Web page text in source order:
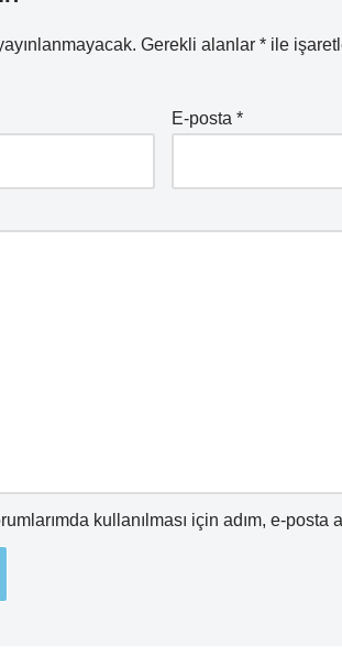
Gerekli alanlar *ile
E-posta*
kullanılması için adım, e-